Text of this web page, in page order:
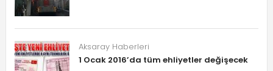
Aksaray Haberleri
1 Ocak 2016’da tüm ehliyetler değişecek